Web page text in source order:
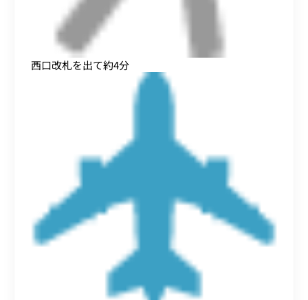
西口改札を出て約4分